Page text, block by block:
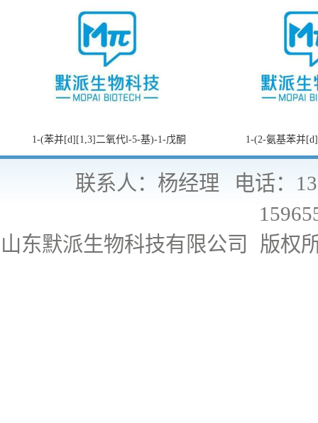
1-(苯并[d][1,3]二氧代l-5-基)-1-戊酮 1-(2-氨基苯并
联系人：杨经理
电话：
山东默派生物科技有限公司
版权